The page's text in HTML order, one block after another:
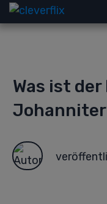
Was ist